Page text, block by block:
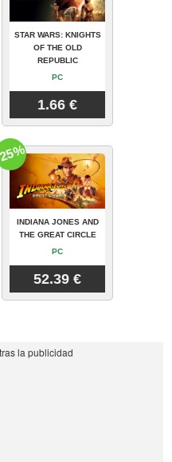
STAR WARS: KNIGHTS
OF THE OLD
REPUBLIC
PC
1.66 €
INDIANA JONES AND
THE GREAT CIRCLE
PC
52.39 €